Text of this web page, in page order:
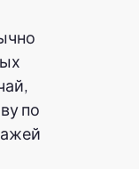
по